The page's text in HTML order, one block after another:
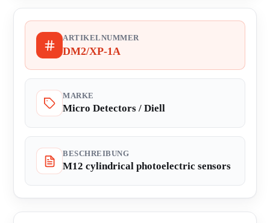
ARTIKELNUMMER
DM2/XP-1A
MARKE
Micro Detectors / Diell
BESCHREIBUNG
M12 cylindrical photoelectric sensors